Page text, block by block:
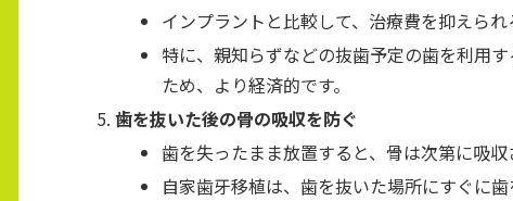
インプラントと比較して、治療費を抑えられ
特に、親知らずなどの抜歯予定の歯を利用
ため、より経済的です。
歯を抜いた後の骨の吸収を防ぐ
歯を失ったまま放置すると、骨は次第に吸収
自家歯牙移植は、歯を抜いた場所にすぐに